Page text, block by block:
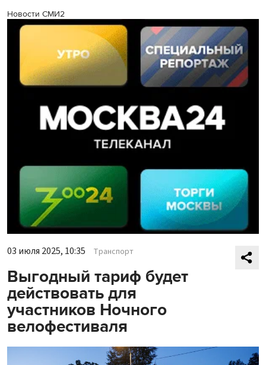
Новости СМИ2
03 июля 2025, 10:35 Транспорт
Выгодный тариф будет
действовать для
участников Ночного
велофестиваля